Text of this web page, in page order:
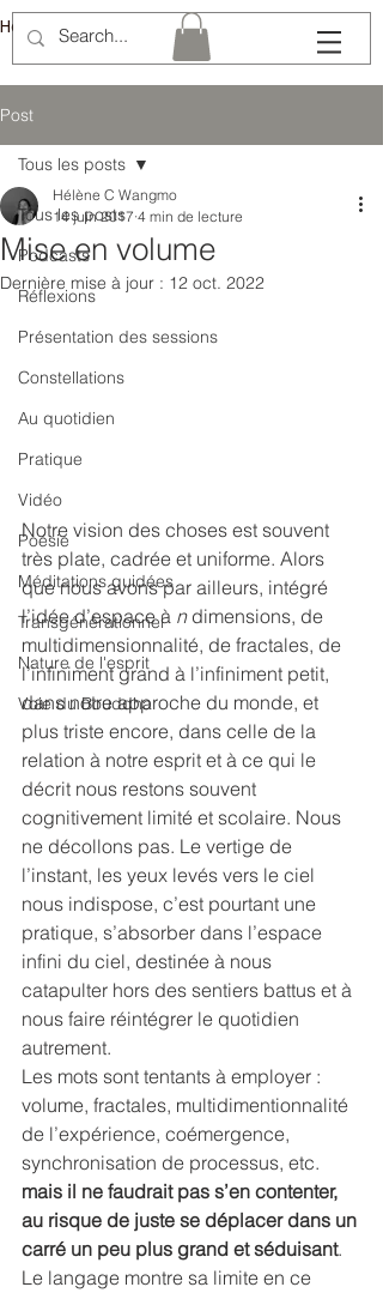
Hélène Lémery
Post
Tous les posts
Podcasts
Réflexions
Présentation des sessions
Constellations
Au quotidien
Pratique
Vidéo
Poésie
Méditations guidées
Transgénérationnel
Nature de l'esprit
Voie du Bouddha
Tous les posts
Mise en volume
Hélène C Wangmo
14 juin 2017 4 min de lecture
Dernière mise à jour : 12 oct. 2022
Notre vision des choses est souvent
très plate, cadrée et uniforme. Alors
que nous avons par ailleurs, intégré
l’idée d’espace à n dimensions, de
multidimensionnalité, de fractales, de
l’infiniment grand à l’infiniment petit,
dans notre approche du monde, et
plus triste encore, dans celle de la
relation à notre esprit et à ce qui le
décrit nous restons souvent
cognitivement limité et scolaire. Nous
ne décollons pas. Le vertige de
l’instant, les yeux levés vers le ciel
nous indispose, c’est pourtant une
pratique, s’absorber dans l’espace
infini du ciel, destinée à nous
catapulter hors des sentiers battus et à
nous faire réintégrer le quotidien
autrement.
Les mots sont tentants à employer :
volume, fractales, multidimentionnalité
de l’expérience, coémergence,
synchronisation de processus, etc.
mais il ne faudrait pas s’en contenter,
au risque de juste se déplacer dans un
carré un peu plus grand et séduisant.
Le langage montre sa limite en ce